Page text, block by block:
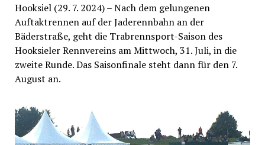
Hooksiel (29. 7. 2024) – Nach dem gelungenen
Auftaktrennen auf der Jaderennbahn an der
Bäderstraße, geht die Trabrennsport-Saison des
Hooksieler Rennvereins am Mittwoch, 31. Juli, in die
zweite Runde. Das Saisonfinale steht dann für den 7.
August an.